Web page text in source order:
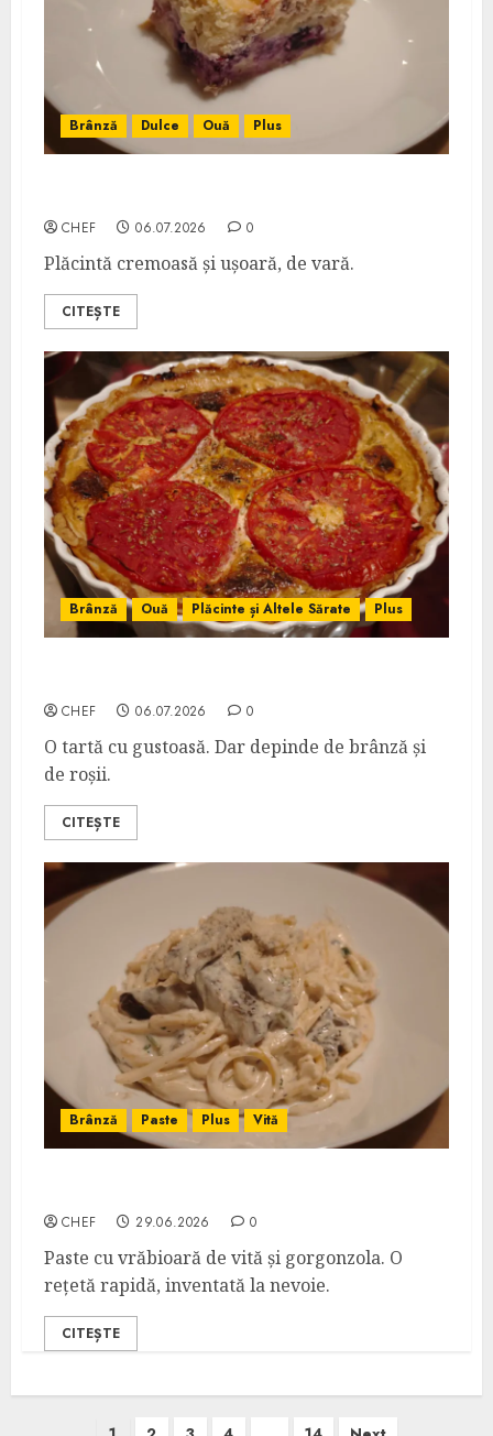
Brânză Dulce Ouă Plus
CHEF 06.07.2026 0
Plăcintă cremoasă și ușoară, de vară.
CITEȘTE
Brânză Ouă Plăcinte și Altele Sărate Plus
CHEF 06.07.2026 0
O tartă cu gustoasă. Dar depinde de brânză și
de roșii.
CITEȘTE
Brânză Paste Plus Vită
CHEF 29.06.2026 0
Paste cu vrăbioară de vită și gorgonzola. O
rețetă rapidă, inventată la nevoie.
CITEȘTE